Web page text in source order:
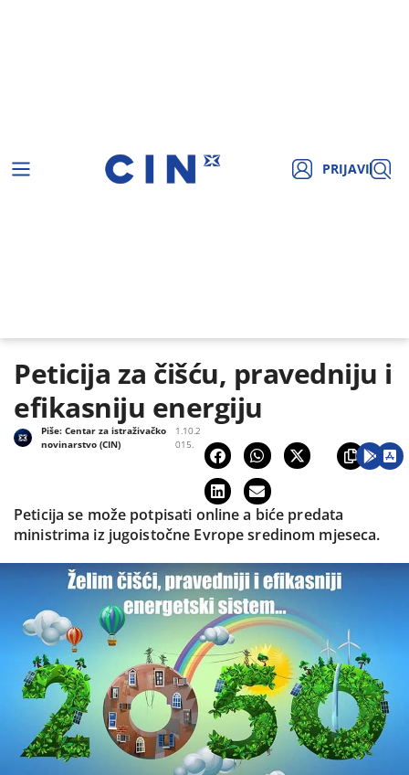
PRIJAVI
Peticija za čišću, pravedniju i
efikasniju energiju
1.10.2
015.
Piše:Centar za istraživačko
novinarstvo (CIN)
Peticija se može potpisati online a biće predata
ministrima iz jugoistočne Evrope sredinom mjeseca.